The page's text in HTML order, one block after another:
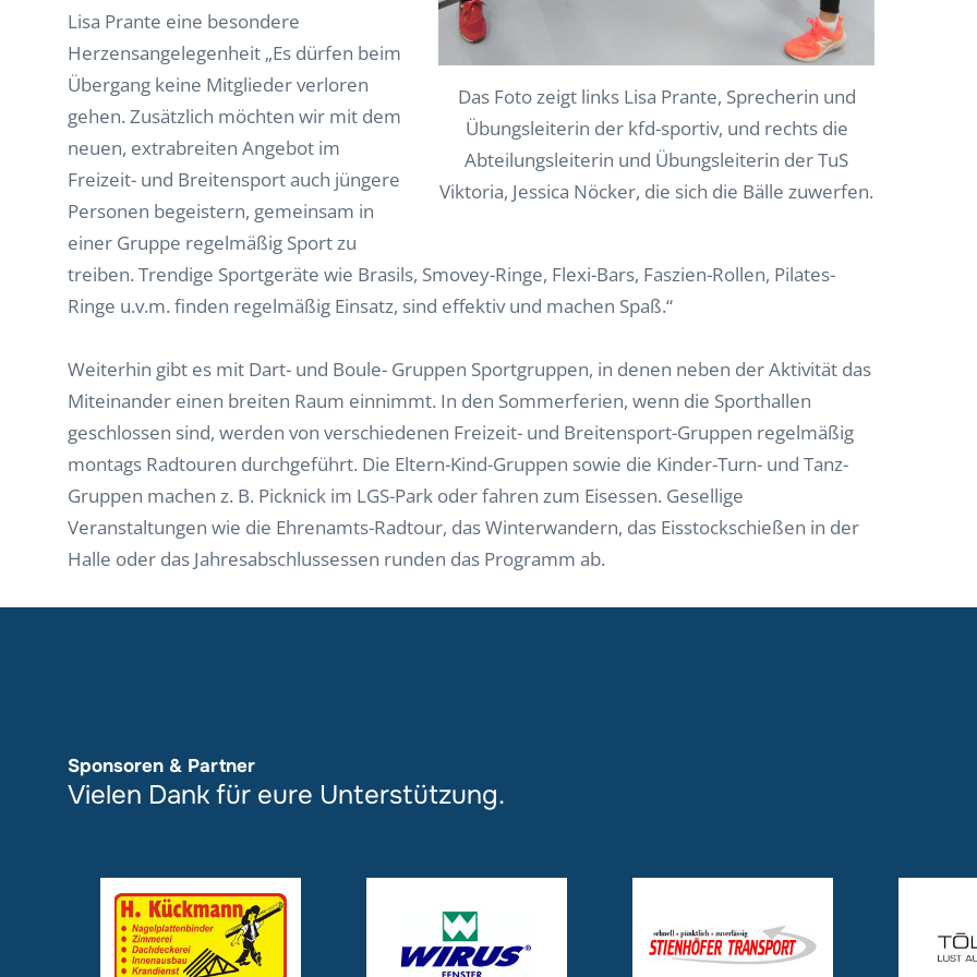
Das Foto zeigt links Lisa Prante, Sprecherin und
Übungsleiterin der kfd-sportiv, und rechts die
Abteilungsleiterin und Übungsleiterin der TuS
Viktoria, Jessica Nöcker, die sich die Bälle zuwerfen.
Lisa Prante eine besondere
Herzensangelegenheit „Es dürfen beim
Übergang keine Mitglieder verloren
gehen. Zusätzlich möchten wir mit dem
neuen, extrabreiten Angebot im
Freizeit- und Breitensport auch jüngere
Personen begeistern, gemeinsam in
einer Gruppe regelmäßig Sport zu
treiben. Trendige Sportgeräte wie Brasils, Smovey-Ringe, Flexi-Bars, Faszien-Rollen, Pilates-
Ringe u.v.m. finden regelmäßig Einsatz, sind effektiv und machen Spaß.“
Weiterhin gibt es mit Dart- und Boule- Gruppen Sportgruppen, in denen neben der Aktivität das
Miteinander einen breiten Raum einnimmt. In den Sommerferien, wenn die Sporthallen
geschlossen sind, werden von verschiedenen Freizeit- und Breitensport-Gruppen regelmäßig
montags Radtouren durchgeführt. Die Eltern-Kind-Gruppen sowie die Kinder-Turn- und Tanz-
Gruppen machen z. B. Picknick im LGS-Park oder fahren zum Eisessen. Gesellige
Veranstaltungen wie die Ehrenamts-Radtour, das Winterwandern, das Eisstockschießen in der
Halle oder das Jahresabschlussessen runden das Programm ab.
Sponsoren & Partner
Vielen Dank für eure Unterstützung.